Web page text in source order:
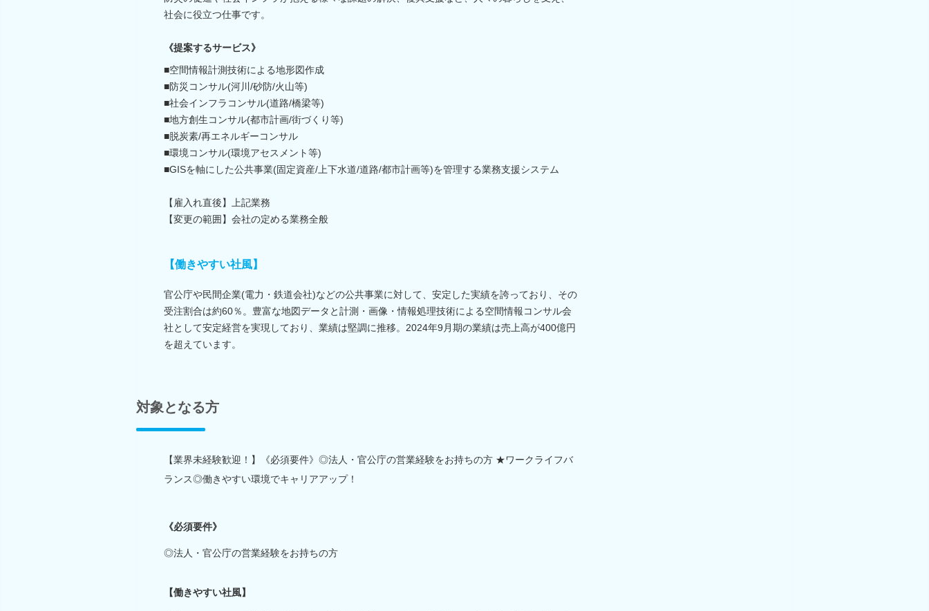
社会に役立つ仕事です。
《提案するサービス》
■空間情報計測技術による地形図作成
■防災コンサル(河川/砂防/火山等)
■社会インフラコンサル(道路/橋梁等)
■地方創生コンサル(都市計画/街づくり等)
■脱炭素/再エネルギーコンサル
■環境コンサル(環境アセスメント等)
■GISを軸にした公共事業(固定資産/上下水道/道路/都市計画等)を管理する業務支援システム
【雇入れ直後】上記業務
【変更の範囲】会社の定める業務全般
【働きやすい社風】
官公庁や民間企業(電力・鉄道会社)などの公共事業に対して、安定した実績を誇っており、その
受注割合は約60％。豊富な地図データと計測・画像・情報処理技術による空間情報コンサル会
社として安定経営を実現しており、業績は堅調に推移。2024年9月期の業績は売上高が400億円
を超えています。
対象となる方
【業界未経験歓迎！】《必須要件》◎法人・官公庁の営業経験をお持ちの方 ★ワークライフバ
ランス◎働きやすい環境でキャリアアップ！
《必須要件》
◎法人・官公庁の営業経験をお持ちの方
【働きやすい社風】